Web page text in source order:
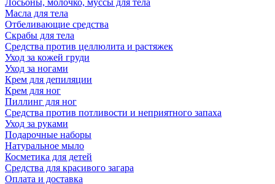
Лосьоны, молочко, муссы для тела
Масла для тела
Отбеливающие средства
Скрабы для тела
Средства против целлюлита и растяжек
Уход за кожей груди
Уход за ногами
Крем для депиляции
Крем для ног
Пиллинг для ног
Средства против потливости и неприятного запаха
Уход за руками
Подарочные наборы
Натуральное мыло
Косметика для детей
Средства для красивого загара
Оплата и доставка